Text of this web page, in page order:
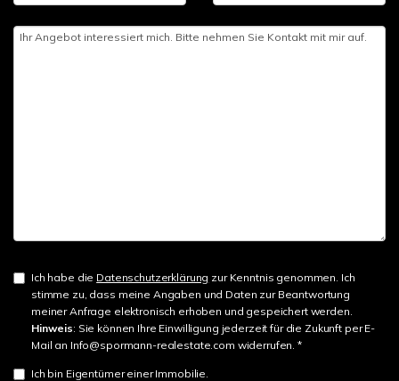
Ich habe die Datenschutzerklärung zur Kenntnis genommen. Ich
stimme zu, dass meine Angaben und Daten zur Beantwortung
meiner Anfrage elektronisch erhoben und gespeichert werden.
Hinweis: Sie können Ihre Einwilligung jederzeit für die Zukunft per E-
Mail an Info@spormann-realestate.com widerrufen. *
Ich bin Eigentümer einer Immobilie.